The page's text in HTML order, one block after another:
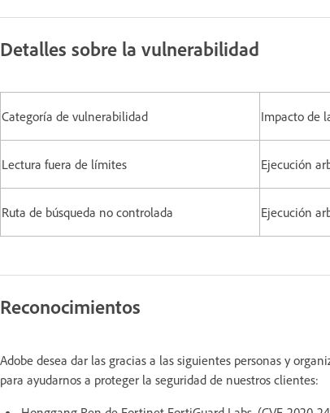
Detalles sobre la vulnerabilidad
Categoría de vulnerabilidad Impacto de
Lectura fuera de límites Ejecución
Ruta de búsqueda no controlada Ejecución
Reconocimientos
Adobe desea dar las gracias a las siguientes personas y
para ayudarnos a proteger la seguridad de nuestros clientes: